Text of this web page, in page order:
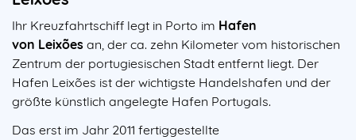
Ihr Kreuzfahrtschiff legt in Porto im Hafen
von Leixões an, der ca. zehn Kilometer vom historischen
Zentrum der portugiesischen Stadt entfernt liegt. Der
Hafen Leixões ist der wichtigste Handelshafen und der
größte künstlich angelegte Hafen Portugals.
Das erst im Jahr 2011 fertiggestellte